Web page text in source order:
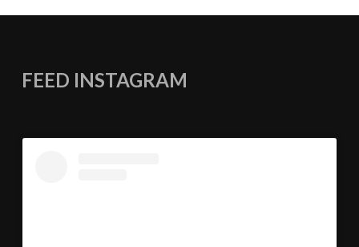
FEED INSTAGRAM